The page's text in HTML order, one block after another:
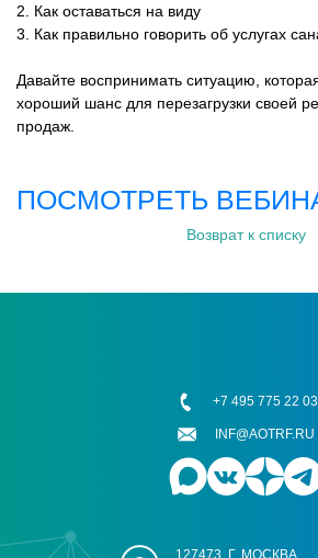
2. Как оставаться на виду
3. Как правильно говорить об услугах
Давайте воспринимать ситуацию,
хороший шанс для перезагрузки своей
продаж.
ПОСМОТРЕТЬ
Возврат к списку
127473, Г. МОСКВА
+7 495 775 22 03
INF@AOTRF.RU